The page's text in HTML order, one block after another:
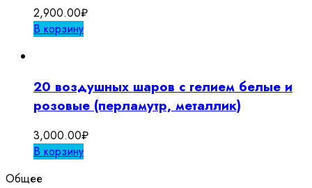
2,900.00₽
В корзину
20 воздушных шаров с гелием белые и
розовые (перламутр, металлик)
3,000.00₽
В корзину
Общее